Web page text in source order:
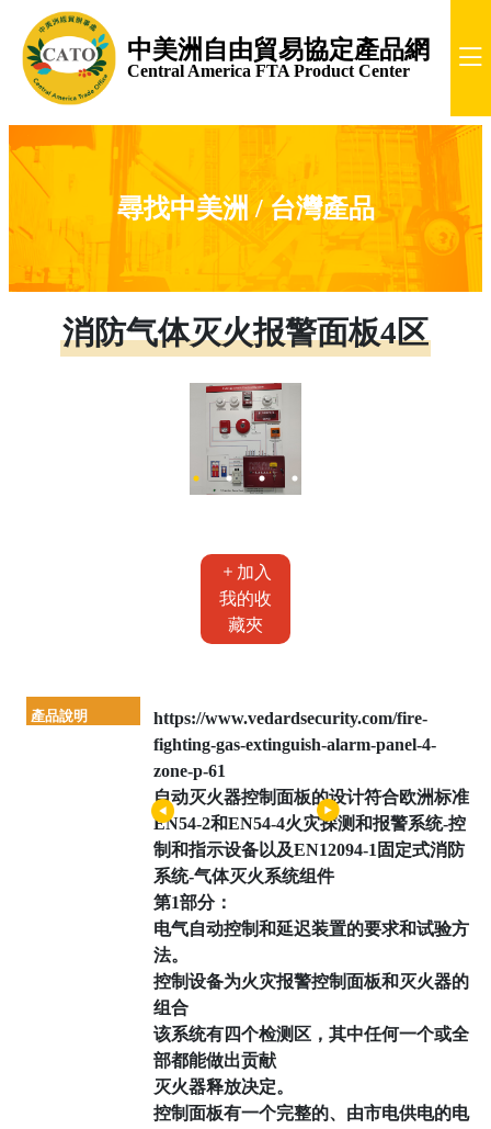
中美洲自由貿易協定產品網
Central America FTA Product Center
尋找中美洲 / 台灣產品
消防气体灭火报警面板4区
加入
我的收
藏夾
產品說明
https://www.vedardsecurity.com/fire-
fighting-gas-extinguish-alarm-panel-4-
zone-p-61
自动灭火器控制面板的设计符合欧洲标准
EN54-2和EN54-4火灾探测和报警系统-控
制和指示设备以及EN12094-1固定式消防
系统-气体灭火系统组件
第1部分：
电气自动控制和延迟装置的要求和试验方
法。
控制设备为火灾报警控制面板和灭火器的
组合
该系统有四个检测区，其中任何一个或全
部都能做出贡献
灭火器释放决定。
控制面板有一个完整的、由市电供电的电